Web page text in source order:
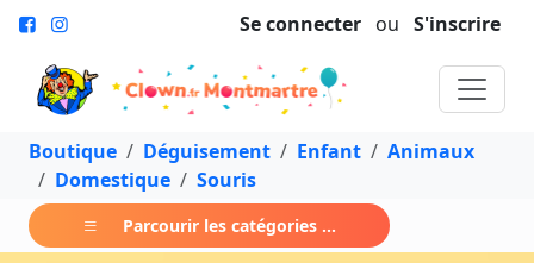
Se connecter ou S'inscrire
Boutique Déguisement Enfant
Animaux
Domestique
Souris
Parcourir les catégories ...